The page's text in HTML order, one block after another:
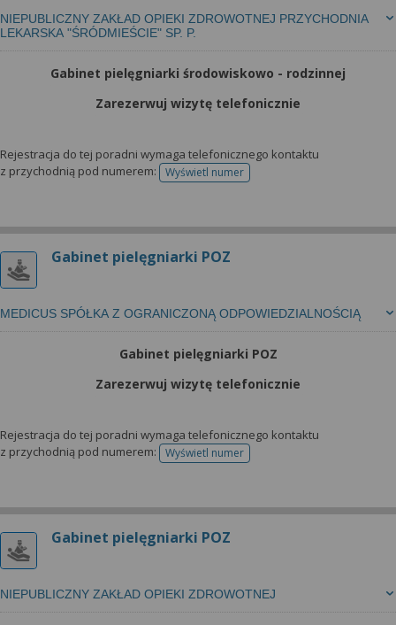
NIEPUBLICZNY ZAKŁAD OPIEKI ZDROWOTNEJ PRZYCHODNIA
LEKARSKA "ŚRÓDMIEŚCIE" SP. P.
Gabinet pielęgniarki środowiskowo - rodzinnej
Zarezerwuj wizytę telefonicznie
Rejestracja do tej poradni wymaga telefonicznego kontaktu
z przychodnią pod numerem:
Wyświetl numertelefonu do rejestracji
Gabinet pielęgniarki POZ
MEDICUS SPÓŁKA Z OGRANICZONĄ ODPOWIEDZIALNOŚCIĄ
Gabinet pielęgniarki POZ
Zarezerwuj wizytę telefonicznie
Rejestracja do tej poradni wymaga telefonicznego kontaktu
z przychodnią pod numerem:
Wyświetl numertelefonu do rejestracji
Gabinet pielęgniarki POZ
NIEPUBLICZNY ZAKŁAD OPIEKI ZDROWOTNEJ